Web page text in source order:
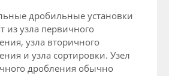
дробильные установки
из узла первичного
узла вторичного
и узла сортировки. Узел
дробления обычно